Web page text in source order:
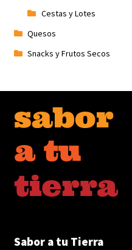
Cestas y Lotes
Quesos
Snacks y Frutos Secos
Sabor a tu Tierra